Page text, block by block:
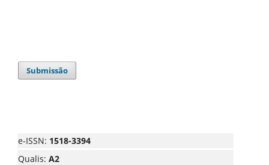
Submissão
e-ISSN: 1518-3394
Qualis: A2